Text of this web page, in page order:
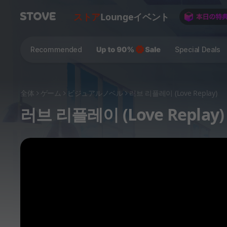
ストアLoungeイベント
Recommended Special Deals
全体 ゲーム ビジュアルノベル 러브 리플레이 (Love Replay)
러브 리플레이 (Love Replay)